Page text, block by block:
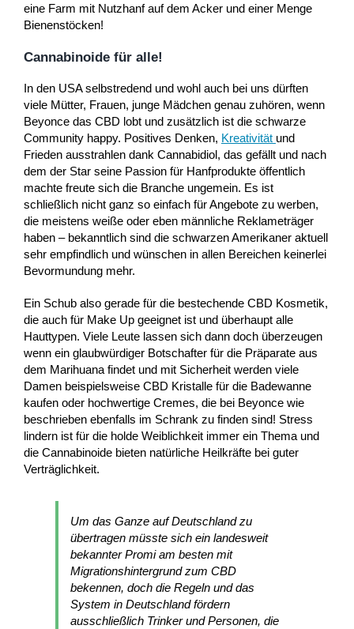
eine Farm mit Nutzhanf auf dem Acker und einer Menge
Bienenstöcken!
Cannabinoide für alle!
In den USA selbstredend und wohl auch bei uns dürften
viele Mütter, Frauen, junge Mädchen genau zuhören, wenn
Beyonce das CBD lobt und zusätzlich ist die schwarze
Community happy. Positives Denken, Kreativität und
Frieden ausstrahlen dank Cannabidiol, das gefällt und nach
dem der Star seine Passion für Hanfprodukte öffentlich
machte freute sich die Branche ungemein. Es ist
schließlich nicht ganz so einfach für Angebote zu werben,
die meistens weiße oder eben männliche Reklameträger
haben – bekanntlich sind die schwarzen Amerikaner aktuell
sehr empfindlich und wünschen in allen Bereichen keinerlei
Bevormundung mehr.
Ein Schub also gerade für die bestechende CBD Kosmetik,
die auch für Make Up geeignet ist und überhaupt alle
Hauttypen. Viele Leute lassen sich dann doch überzeugen
wenn ein glaubwürdiger Botschafter für die Präparate aus
dem Marihuana findet und mit Sicherheit werden viele
Damen beispielsweise CBD Kristalle für die Badewanne
kaufen oder hochwertige Cremes, die bei Beyonce wie
beschrieben ebenfalls im Schrank zu finden sind! Stress
lindern ist für die holde Weiblichkeit immer ein Thema und
die Cannabinoide bieten natürliche Heilkräfte bei guter
Verträglichkeit.
Um das Ganze auf Deutschland zu
übertragen müsste sich ein landesweit
bekannter Promi am besten mit
Migrationshintergrund zum CBD
bekennen, doch die Regeln und das
System in Deutschland fördern
ausschließlich Trinker und Personen, die